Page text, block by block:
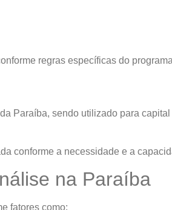
regras específicas do
Paraíba, sendo utilizado para
conforme a necessidade e a
na Paraíba
fatores como: